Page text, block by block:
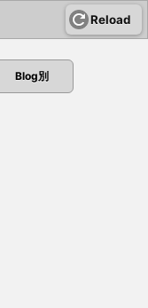
Reload
Blog別